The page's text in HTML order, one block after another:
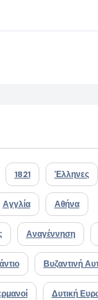
1821 Έλληνες
Αγγλία Αθήνα
Αναγέννηση
Βυζαντινή
Δυτική